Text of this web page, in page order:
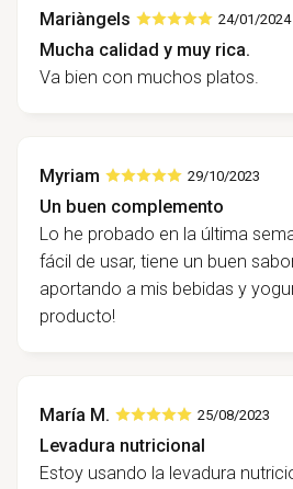
Mariàngels 24/01/2024
Mucha calidad y muy rica.
Va bien con muchos platos.
Myriam 29/10/2023
Un buen complemento
Lo he probado en la última
fácil de usar, tiene un buen
aportando a mis bebidas y
producto!
María M. 25/08/2023
Levadura nutricional
Estoy usando la levadura